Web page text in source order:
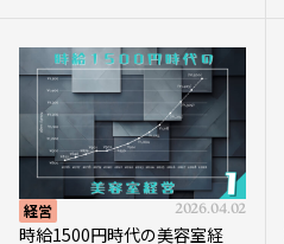
経営 2026.04.02
時給1500円時代の美容室経